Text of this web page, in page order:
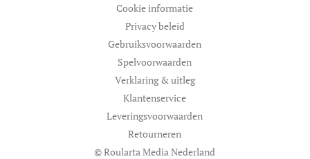
Cookie informatie
Privacy beleid
Gebruiksvoorwaarden
Spelvoorwaarden
Verklaring & uitleg
Klantenservice
Leveringsvoorwaarden
Retourneren
© Roularta Media Nederland